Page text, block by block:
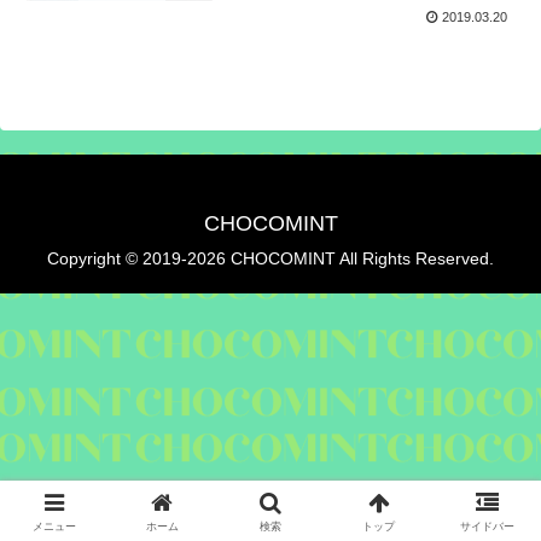
2019.03.20
CHOCOMINT
Copyright © 2019-2026 CHOCOMINT All Rights Reserved.
メニュー ホーム 検索 トップ サイドバー